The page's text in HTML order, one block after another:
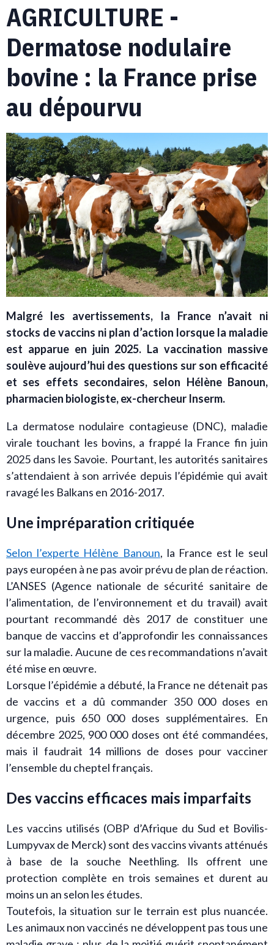
AGRICULTURE -
Dermatose nodulaire
bovine : la France prise
au dépourvu
Malgré les avertissements, la France n’avait ni
stocks de vaccins ni plan d’action lorsque la maladie
est apparue en juin 2025. La vaccination massive
soulève aujourd’hui des questions sur son efficacité
et ses effets secondaires, selon Hélène Banoun,
pharmacien biologiste, ex-chercheur Inserm.
La dermatose nodulaire contagieuse (DNC), maladie
virale touchant les bovins, a frappé la France fin juin
2025 dans les Savoie. Pourtant, les autorités sanitaires
s’attendaient à son arrivée depuis l’épidémie qui avait
ravagé les Balkans en 2016-2017.
Une impréparation critiquée
Selon l’experte Hélène Banoun, la France est le seul
pays européen à ne pas avoir prévu de plan de réaction.
L’ANSES (Agence nationale de sécurité sanitaire de
l’alimentation, de l’environnement et du travail) avait
pourtant recommandé dès 2017 de constituer une
banque de vaccins et d’approfondir les connaissances
sur la maladie. Aucune de ces recommandations n’avait
été mise en œuvre.
Lorsque l’épidémie a débuté, la France ne détenait pas
de vaccins et a dû commander 350 000 doses en
urgence, puis 650 000 doses supplémentaires. En
décembre 2025, 900 000 doses ont été commandées,
mais il faudrait 14 millions de doses pour vacciner
l’ensemble du cheptel français.
Des vaccins efficaces mais imparfaits
Les vaccins utilisés (OBP d’Afrique du Sud et Bovilis-
Lumpyvax de Merck) sont des vaccins vivants atténués
à base de la souche Neethling. Ils offrent une
protection complète en trois semaines et durent au
moins un an selon les études.
Toutefois, la situation sur le terrain est plus nuancée.
Les animaux non vaccinés ne développent pas tous une